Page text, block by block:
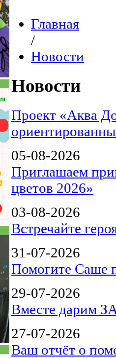
Главная
/
Новости
Новости
Проект «Аква
05-08-2026
Приглашаем
цветов 2026»
03-08-2026
Встречайте
31-07-2026
Помогите Саше
29-07-2026
Вместе дарим
27-07-2026
Ваш отчёт о